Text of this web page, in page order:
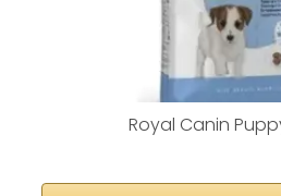
Royal Canin